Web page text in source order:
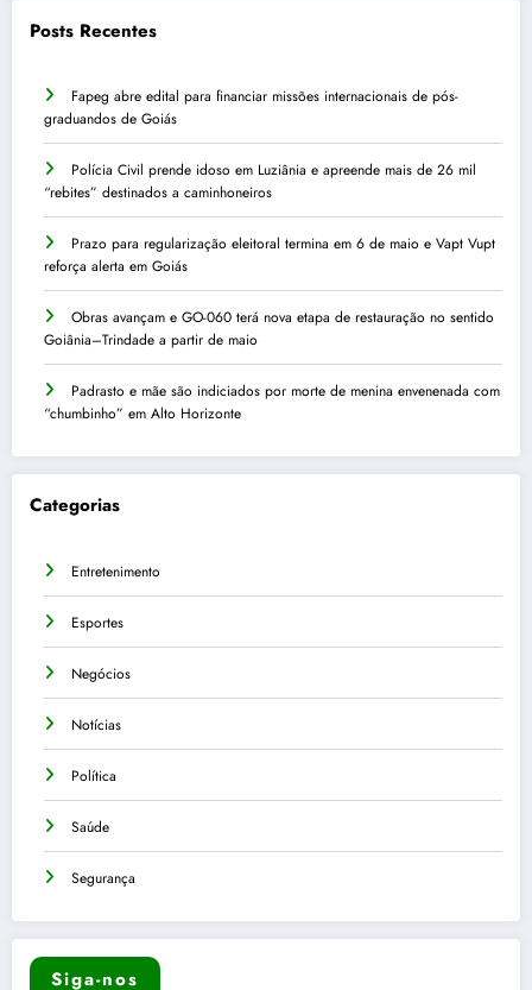
Posts Recentes
Fapeg abre edital para financiar missões internacionais de pós-
graduandos de Goiás
Polícia Civil prende idoso em Luziânia e apreende mais de 26 mil
“rebites” destinados a caminhoneiros
Prazo para regularização eleitoral termina em 6 de maio e Vapt Vupt
reforça alerta em Goiás
Obras avançam e GO-060 terá nova etapa de restauração no sentido
Goiânia–Trindade a partir de maio
Padrasto e mãe são indiciados por morte de menina envenenada com
“chumbinho” em Alto Horizonte
Categorias
Entretenimento
Esportes
Negócios
Notícias
Política
Saúde
Segurança
Siga-nos